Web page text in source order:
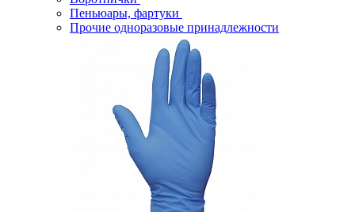
Пеньюары, фартуки
Прочие одноразовые принадлежности